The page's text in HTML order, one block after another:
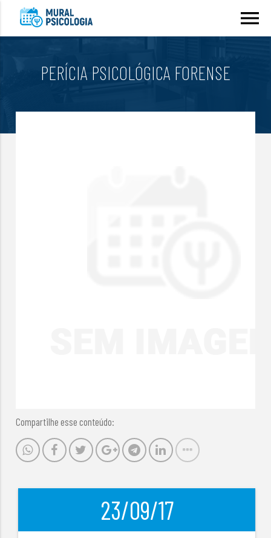
menu
PERÍCIA PSICOLÓGICA FORENSE
Compartilhe esse conteúdo:
23/09/17